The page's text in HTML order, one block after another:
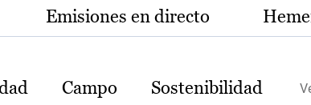
Emisiones en directo
Campo Sostenibilidad